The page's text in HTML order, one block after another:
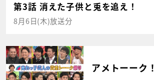
第3話 消えた子供と兎を追え！
8月6日(木)放送分
アメトーーク！